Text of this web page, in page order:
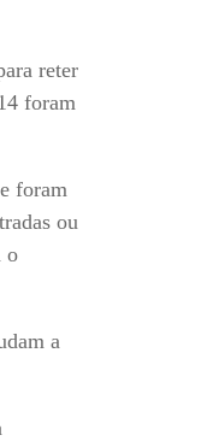
reter
foram
foram
ou
o
a